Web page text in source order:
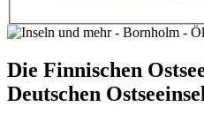
Die Finnischen
Deutschen